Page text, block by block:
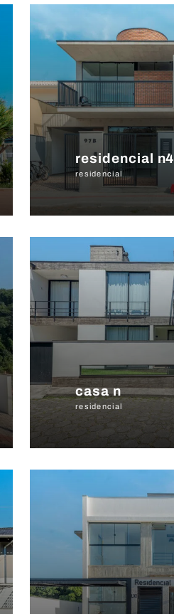
residencial n4
residencial
casa n
residencial